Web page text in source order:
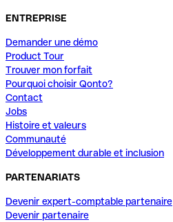
ENTREPRISE
Demander une démo
Product Tour
Trouver mon forfait
Pourquoi choisir Qonto?
Contact
Jobs
Histoire et valeurs
Communauté
Développement durable et inclusion
PARTENARIATS
Devenir expert-comptable partenaire
Devenir partenaire